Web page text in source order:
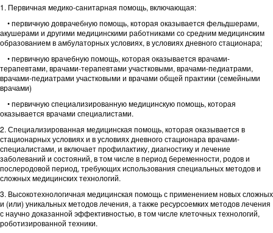
1. Первичная медико-санитарная помощь, включающая:
• первичную доврачебную помощь, которая оказывается фельдшерами,
акушерами и другими медицинскими работниками со средним медицинским
образованием в амбулаторных условиях, в условиях дневного стационара;
• первичную врачебную помощь, которая оказывается врачами-
терапевтами, врачами-терапевтами участковыми, врачами-педиатрами,
врачами-педиатрами участковыми и врачами общей практики (семейными
врачами)
• первичную специализированную медицинскую помощь, которая
оказывается врачами специалистами.
2. Специализированная медицинская помощь, которая оказывается в
стационарных условиях и в условиях дневного стационара врачами-
специалистами, и включает профилактику, диагностику и лечение
заболеваний и состояний, в том числе в период беременности, родов и
послеродовой период, требующих использования специальных методов и
сложных медицинских технологий.
3. Высокотехнологичная медицинская помощь с применением новых сложных
и (или) уникальных методов лечения, а также ресурсоемких методов лечения
с научно доказанной эффективностью, в том числе клеточных технологий,
роботизированной техники.